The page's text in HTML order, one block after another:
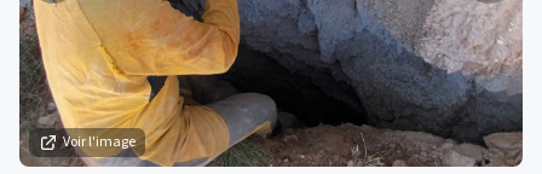
Voir l'image